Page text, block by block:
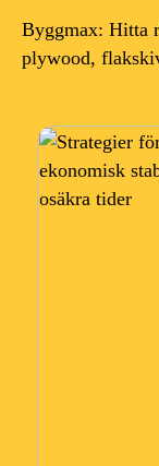
Byggmax: Hitta
plywood,